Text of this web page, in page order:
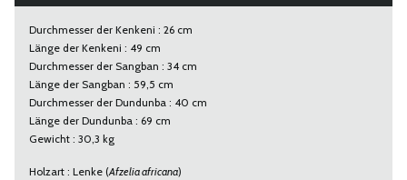
Durchmesser der Kenkeni : 26 cm
Länge der Kenkeni : 49 cm
Durchmesser der Sangban : 34 cm
Länge der Sangban : 59,5 cm
Durchmesser der Dundunba : 40 cm
Länge der Dundunba : 69 cm
Gewicht : 30,3 kg
Holzart : Lenke (Afzelia africana)